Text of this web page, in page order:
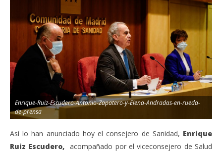
Enrique-Ruiz-Escudero-Antonio-Zapatero-y-Elena-Andradas-en-rueda-
de-prensa
Así lo han anunciado hoy el consejero de Sanidad, Enrique
Ruiz Escudero, acompañado por el viceconsejero de Salud